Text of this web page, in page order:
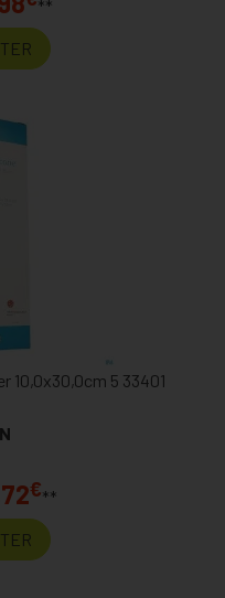
**
10,0x30,0cm 5 33401
€**